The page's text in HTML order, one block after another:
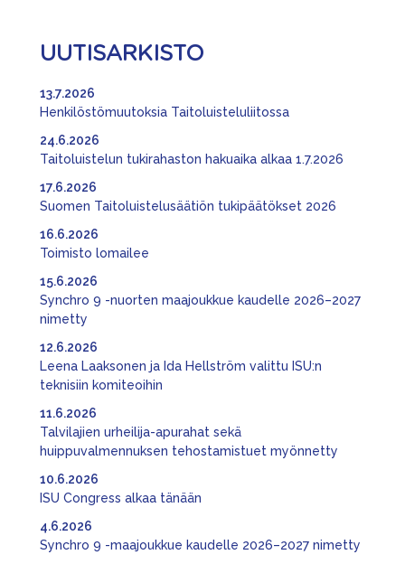
UUTISARKISTO
Henkilöstömuutoksia Taitoluisteluliitossa
13.7.2026
Taitoluistelun tukirahaston hakuaika alkaa 1.7.2026
24.6.2026
Suomen Taitoluistelusäätiön tukipäätökset 2026
17.6.2026
Toimisto lomailee
16.6.2026
Synchro 9 -nuorten maajoukkue kaudelle 2026–2027
nimetty
15.6.2026
Leena Laaksonen ja Ida Hellström valittu ISU:n
teknisiin komiteoihin
12.6.2026
Talvilajien urheilija-apurahat sekä
huippuvalmennuksen tehostamistuet myönnetty
11.6.2026
ISU Congress alkaa tänään
10.6.2026
Synchro 9 -maajoukkue kaudelle 2026–2027 nimetty
4.6.2026